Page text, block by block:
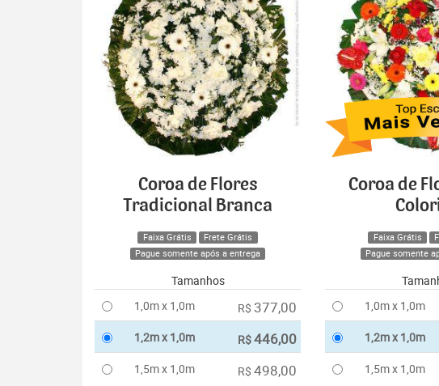
Coroa de Flores
Tradicional Branca
Faixa Grátis
Frete Grátis
Pague somente após a entrega
Tamanhos
1,0m x 1,0m
R$ 377,00
1,2m x 1,0m R$446,00
1,5m x 1,0m R$ 498,00
Coroa de
Faixa Grátis
Pague somente
1,0m x 1,0m
1,2m x 1,0m
1,5m x 1,0m